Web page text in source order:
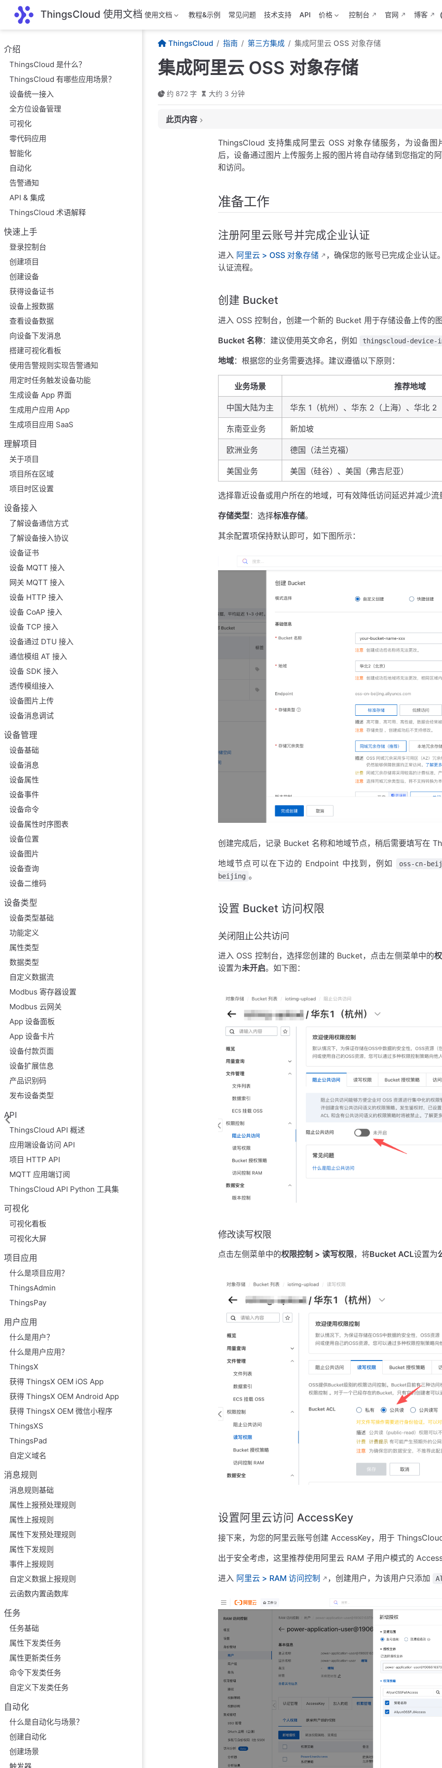
跳至主要內容ThingsCloud 使用文档 使用文档 教程&示例 常见问题 技术支持 API 价格 控制台 官网 博客
介绍
ThingsCloud 是什么？
ThingsCloud 有哪些应用场景？
设备统一接入
全方位设备管理
可视化
零代码应用
智能化
自动化
告警通知
API & 集成
ThingsCloud 术语解释
快速上手
登录控制台
创建项目
创建设备
获得设备证书
设备上报数据
查看设备数据
向设备下发消息
搭建可视化看板
使用告警规则实现告警通知
用定时任务触发设备功能
生成设备 App 界面
生成用户应用 App
生成项目应用 SaaS
理解项目
关于项目
项目所在区域
项目时区设置
设备接入
了解设备通信方式
了解设备接入协议
设备证书
设备 MQTT 接入
网关 MQTT 接入
设备 HTTP 接入
设备 CoAP 接入
设备 TCP 接入
设备通过 DTU 接入
通信模组 AT 接入
设备 SDK 接入
透传模组接入
设备图片上传
设备消息调试
设备管理
设备基础
设备消息
设备属性
设备事件
设备命令
设备属性时序图表
设备位置
设备图片
设备查询
设备二维码
设备类型
设备类型基础
功能定义
属性类型
数据类型
自定义数据流
Modbus 寄存器设置
Modbus 云网关
App 设备面板
App 设备卡片
设备付款页面
设备扩展信息
产品识别码
发布设备类型
API
ThingsCloud API 概述
应用端设备访问 API
项目 HTTP API
MQTT 应用端订阅
ThingsCloud API Python 工具集
可视化
可视化看板
可视化大屏
项目应用
什么是项目应用？
ThingsAdmin
ThingsPay
用户应用
什么是用户？
什么是用户应用？
ThingsX
获得 ThingsX OEM iOS App
获得 ThingsX OEM Android App
获得 ThingsX OEM 微信小程序
ThingsXS
ThingsPad
自定义域名
消息规则
消息规则基础
属性上报预处理规则
属性上报规则
属性下发预处理规则
属性下发规则
事件上报规则
自定义数据上报规则
云函数内置函数库
任务
任务基础
属性下发类任务
属性更新类任务
命令下发类任务
自定义下发类任务
自动化
什么是自动化与场景？
创建自动化
创建场景
ThingsCloud 指南 第三方集成 集成阿里云 OSS 对象存储
集成阿里云 OSS 对象存储
约 872 字 大约 3 分钟
此页内容
注册阿里云账号并完成企业认证
设置阿里云访问 AccessKey
填写 ThingsCloud 项目集成设置
ThingsCloud 支持集成阿里云 OSS 对象存储服务，为设备
后，设备通过图片上传服务上报的图片将自动存储到您指定的
和访问。
准备工作
注册阿里云账号并完成企业认证
进入 阿里云 > OSS 对象存储
，确保您的账号已完成企业认证
认证流程。
创建 Bucket
进入 OSS 控制台，创建一个新的 Bucket 用于存储设备上传的
Bucket 名称：建议使用英文命名，例如 thingscloud-device-
地域：根据您的业务需要选择。建议遵循以下原则：
业务场景 推荐地域
中国大陆为主 华东 1（杭州）、华东 2（上海）、华北 2
东南亚业务 新加坡
欧洲业务 德国（法兰克福）
美国业务 美国（硅谷）、美国（弗吉尼亚）
选择靠近设备或用户所在的地域，可有效降低访问延迟并减少流
存储类型 ：选择标准存储。
其余配置项保持默认即可，如下图所示：
创建完成后，记录 Bucket 名称和地域节点，稍后需要填写在
地域节点可以在下边的 Endpoint 中找到，例如
oss-cn-
beijing 。
设置 Bucket 访问权限
关闭阻止公共访问
进入 OSS 控制台，选择您创建的 Bucket，点击左侧菜单中的
设置为未开启。如下图：
修改读写权限
点击左侧菜单中的权限控制 > 读写权限，将Bucket ACL设置为
设置阿里云访问 AccessKey
接下来，为您的阿里云账号创建 AccessKey，用于
出于安全考虑，这里推荐使用阿里云 RAM 子用户模式的
进入 阿里云 > RAM 访问控制 ，创建用户，为该用户只添加